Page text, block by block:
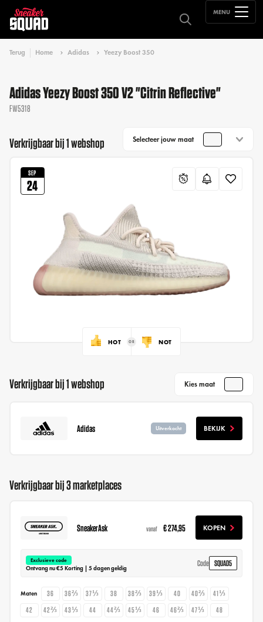
MENU
Terug Home Adidas Yeezy Boost 350
Adidas Yeezy Boost 350 V2 "Citrin Reflective"
FW5318
Verkrijgbaar bij 1 webshop Selecteer jouw maat
SEP
24
HOT NOT
Verkrijgbaar bij 1 webshop Kies maat
Adidas Uitverkocht BEKIJK
Verkrijgbaar bij 3 marketplaces
SneakerAsk vanaf € 274,95 KOPEN
Exclusieve code
Ontvang nu €5 Korting | 5 dagen geldig
Code SQUAD5
Maten 36 36⅔ 37⅓ 38 38⅔ 39⅓ 40 40⅔
41⅓
42
42⅔ 43⅓ 44 44⅔ 45⅓ 46 46⅔ 47⅓ 48